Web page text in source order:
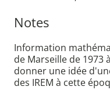
Notes
Information
de Marseille de 1973
donner une idée
des IREM à cette